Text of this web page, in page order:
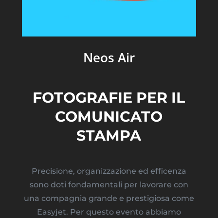
Neos Air
FOTOGRAFIE PER IL
COMUNICATO
STAMPA
Precisione, organizzazione ed efficenza
sono doti fondamentali per lavorare con
una compagnia grande e prestigiosa come
Easyjet. Per questo evento abbiamo